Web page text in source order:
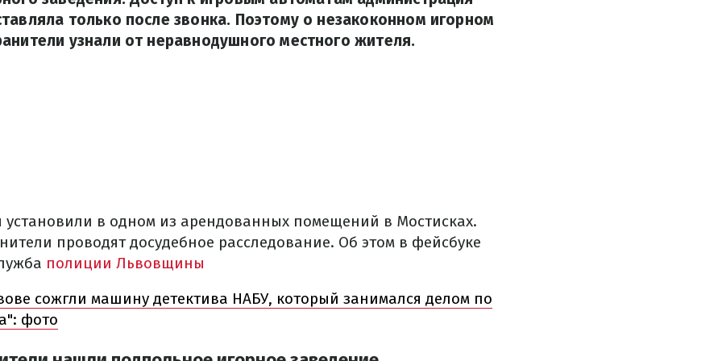
только после звонка. Поэтому о незакоконном игорном
узнали от неравнодушного местного жителя.
установили в одном из арендованных помещений в Мостисках.
проводят досудебное расследование. Об этом в фейсбуке
полиции Львовщины
сожгли машину детектива НАБУ, который занимался делом по
фото